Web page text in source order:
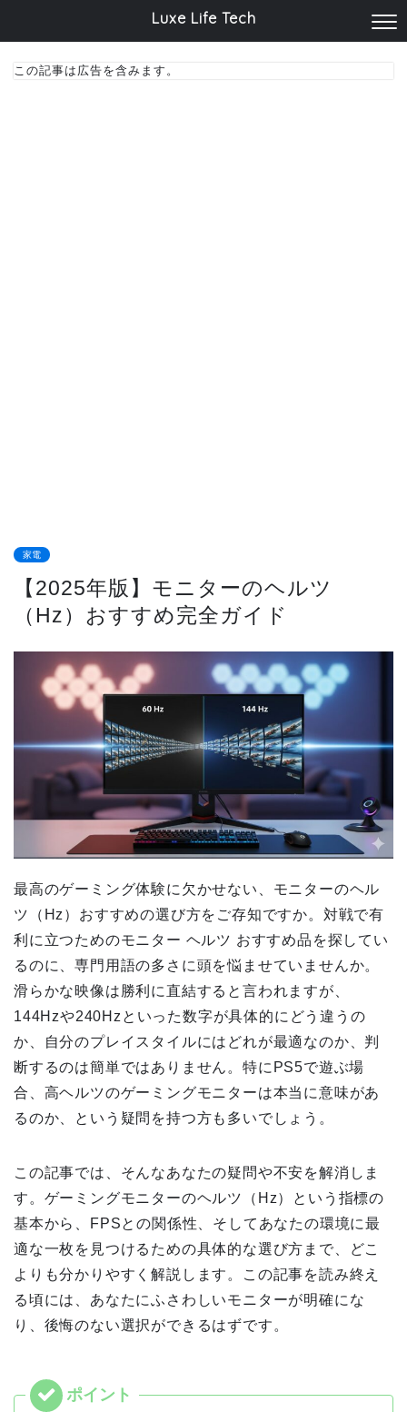
Luxe Life Tech
この記事は広告を含みます。
家電
【2025年版】モニターのヘルツ
（Hz）おすすめ完全ガイド
最高のゲーミング体験に欠かせない、モニターのヘル
ツ（Hz）おすすめの選び方をご存知ですか。対戦で有
利に立つためのモニター ヘルツ おすすめ品を探してい
るのに、専門用語の多さに頭を悩ませていませんか。
滑らかな映像は勝利に直結すると言われますが、
144Hzや240Hzといった数字が具体的にどう違うの
か、自分のプレイスタイルにはどれが最適なのか、判
断するのは簡単ではありません。特にPS5で遊ぶ場
合、高ヘルツのゲーミングモニターは本当に意味があ
るのか、という疑問を持つ方も多いでしょう。
この記事では、そんなあなたの疑問や不安を解消しま
す。ゲーミングモニターのヘルツ（Hz）という指標の
基本から、FPSとの関係性、そしてあなたの環境に最
適な一枚を見つけるための具体的な選び方まで、どこ
よりも分かりやすく解説します。この記事を読み終え
る頃には、あなたにふさわしいモニターが明確にな
り、後悔のない選択ができるはずです。